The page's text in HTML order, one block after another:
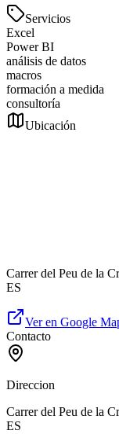
Servicios
Excel
Power BI
análisis de datos
macros
formación a medida
consultoría
Ubicación
Carrer del Peu de la
ES
Ver en Google
Contacto
Direccion
Carrer del Peu de la
ES